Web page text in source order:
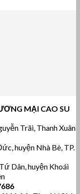
MẠI CAO SU
Trãi, Thanh Xuân
huyện Nhà Bè, TP.
Dân, huyện Khoái